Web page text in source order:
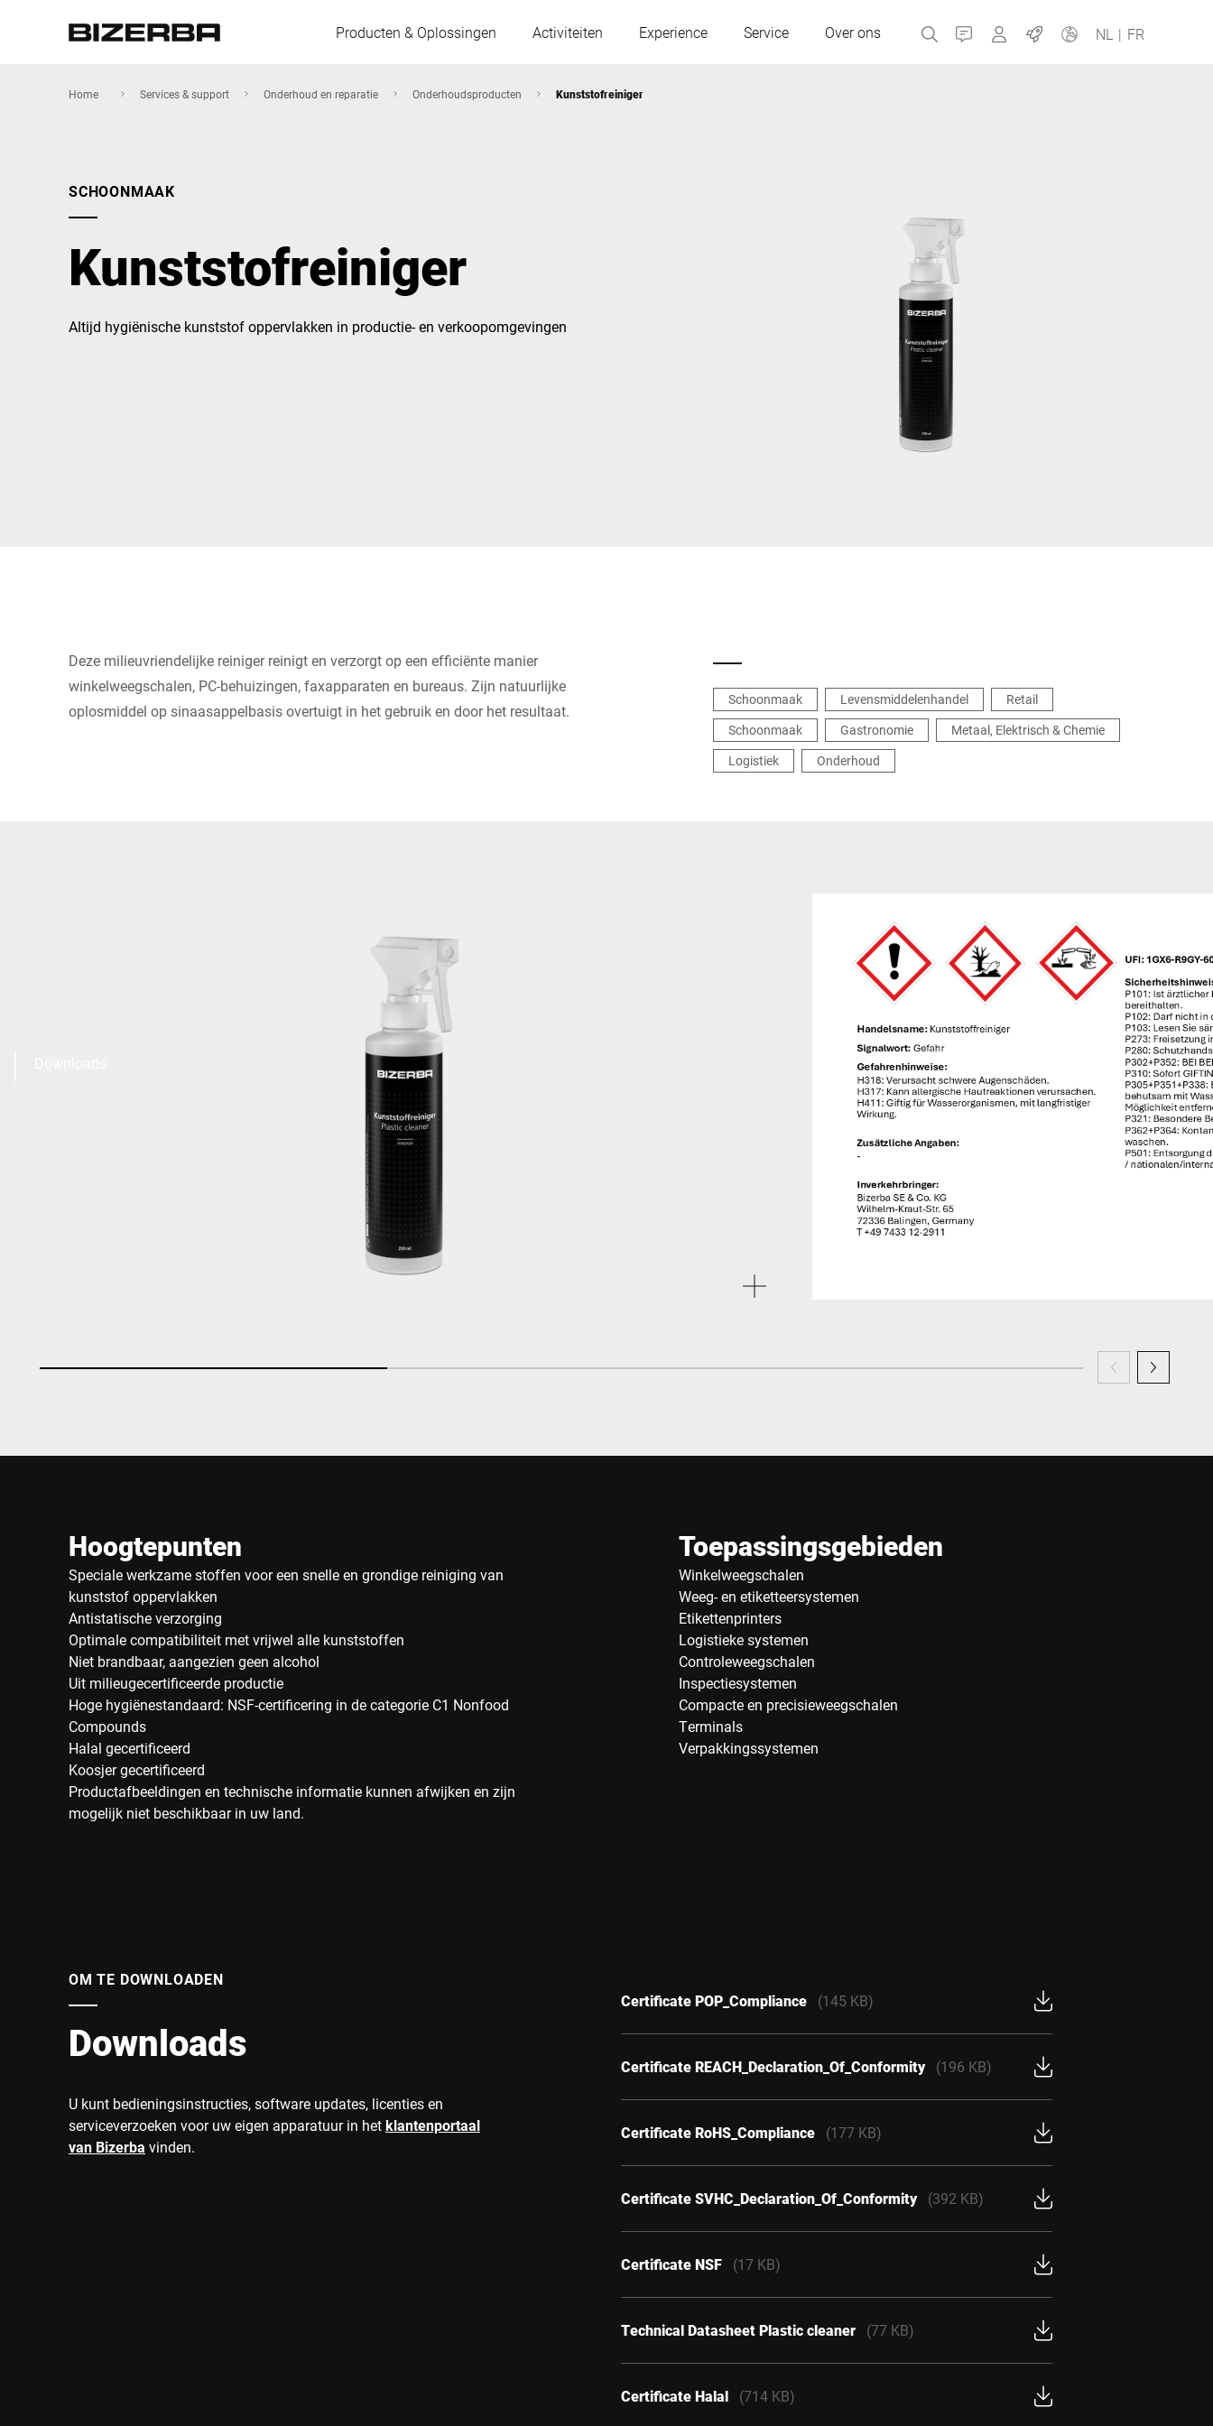
Producten & Oplossingen Activiteiten Experience Service Over ons Contact MyBizerba
Jobs NL | FR
Hongarije
Polen
Amerika
Azië
Home Services & support Onderhoud en reparatie Onderhoudsproducten Kunststofreiniger
SCHOONMAAK
Kunststofreiniger
Altijd hygiënische kunststof oppervlakken in productie- en verkoopomgevingen
Deze milieuvriendelijke reiniger reinigt en verzorgt op een efficiënte manier
winkelweegschalen, PC-behuizingen, faxapparaten en bureaus. Zijn natuurlijke
oplosmiddel op sinaasappelbasis overtuigt in het gebruik en door het resultaat.
Schoonmaak Levensmiddelenhandel
Retail
Schoonmaak
Gastronomie
Metaal, Elektrisch & Chemie
Logistiek
Onderhoud
Hoogtepunten
Speciale werkzame stoffen voor een snelle en grondige reiniging van
kunststof oppervlakken
Antistatische verzorging
Optimale compatibiliteit met vrijwel alle kunststoffen
Niet brandbaar, aangezien geen alcohol
Uit milieugecertificeerde productie
Hoge hygiënestandaard: NSF-certificering in de categorie C1 Nonfood
Compounds
Halal gecertificeerd
Koosjer gecertificeerd
Productafbeeldingen en technische informatie kunnen afwijken en zijn
mogelijk niet beschikbaar in uw land.
Toepassingsgebieden
Winkelweegschalen
Weeg- en etiketteersystemen
Etikettenprinters
Logistieke systemen
Controleweegschalen
Inspectiesystemen
Compacte en precisieweegschalen
Terminals
Verpakkingssystemen
OM TE DOWNLOADEN
Downloads
U kunt bedieningsinstructies, software updates, licenties en
serviceverzoeken voor uw eigen apparatuur in hetklantenportaal
van Bizerba vinden.
Certificate POP_Compliance (145 KB)
Certificate REACH_Declaration_Of_Conformity (196 KB)
Certificate RoHS_Compliance (177 KB)
Certificate SVHC_Declaration_Of_Conformity (392 KB)
Certificate NSF (17 KB)
Technical Datasheet Plastic cleaner (77 KB)
Certificate Halal (714 KB)